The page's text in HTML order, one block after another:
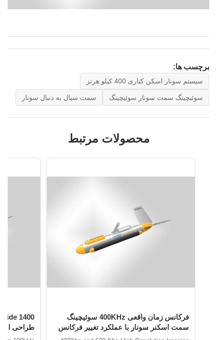
برچسب ها:
سیستم سونار اسکن کناری 400 کیلو هرتز
سوئیچینگ سمت سونار سوئیچینگ سمت سیال به دنبال سونار
محصولات مرتبط
فرکانس زمان واقعی 400KHz سوئیچینگ
سمت اسکنر سونار با عملکرد تغییر فرکانس
در زمان واقعی
جمع و جور